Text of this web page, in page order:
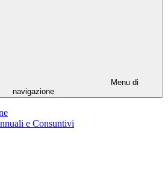
Menu di
navigazione
e Consuntivi